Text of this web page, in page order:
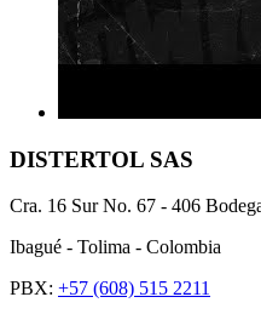
DISTERTOL SAS
Cra. 16 Sur No. 67 - 406
Ibagué - Tolima - Colombia
PBX: +57 (608) 515 2211